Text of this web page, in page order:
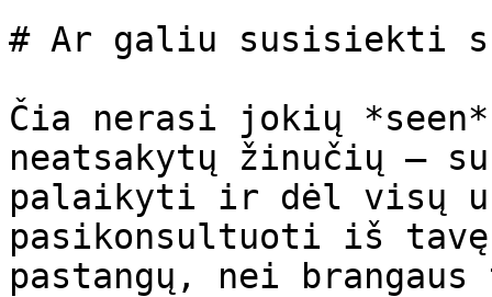
# Ar galiu susisiekti
Čia nerasi jokių *seen*
neatsakytų žinučių –
palaikyti ir dėl visų
pasikonsultuoti iš
pastangų, nei